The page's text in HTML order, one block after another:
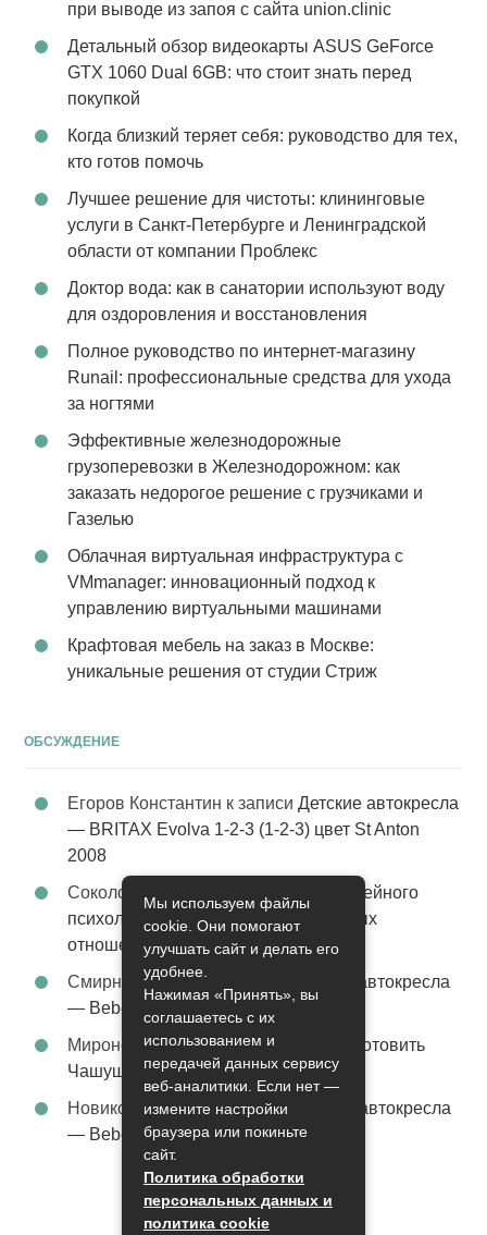
при выводе из запоя с сайта union.clinic
Детальный обзор видеокарты ASUS GeForce
GTX 1060 Dual 6GB: что стоит знать перед
покупкой
Когда близкий теряет себя: руководство для тех,
кто готов помочь
Лучшее решение для чистоты: клининговые
услуги в Санкт-Петербурге и Ленинградской
области от компании Проблекс
Доктор вода: как в санатории используют воду
для оздоровления и восстановления
Полное руководство по интернет-магазину
Runail: профессиональные средства для ухода
за ногтями
Эффективные железнодорожные
грузоперевозки в Железнодорожном: как
заказать недорогое решение с грузчиками и
Газелью
Облачная виртуальная инфраструктура с
VMmanager: инновационный подход к
управлению виртуальными машинами
Крафтовая мебель на заказ в Москве:
уникальные решения от студии Стриж
ОБСУЖДЕНИЕ
Егоров Константин к записиДетские автокресла
— BRITAX Evolva 1-2-3 (1-2-3) цвет St Anton
2008
Соколова Эльза
Услуги семейного
психолога – стабильность в семейных
отношениях
Смирнова Грация
Детские автокресла
— Bebe Confort Moby цвет Orange
Миронов Никифорк записи
Как приготовить
Чашушули
Новикова Ясмина к записи
Детские автокресла
— Bebe Confort Iseos TT цвет Orange
Мы используем файлы
cookie. Они помогают
улучшать сайт и делать его
удобнее.
Нажимая «Принять», вы
соглашаетесь с их
использованием и
передачей данных сервису
веб-аналитики. Если нет —
измените настройки
браузера или покиньте
сайт.
Политика обработки
персональных данных и
политика cookie